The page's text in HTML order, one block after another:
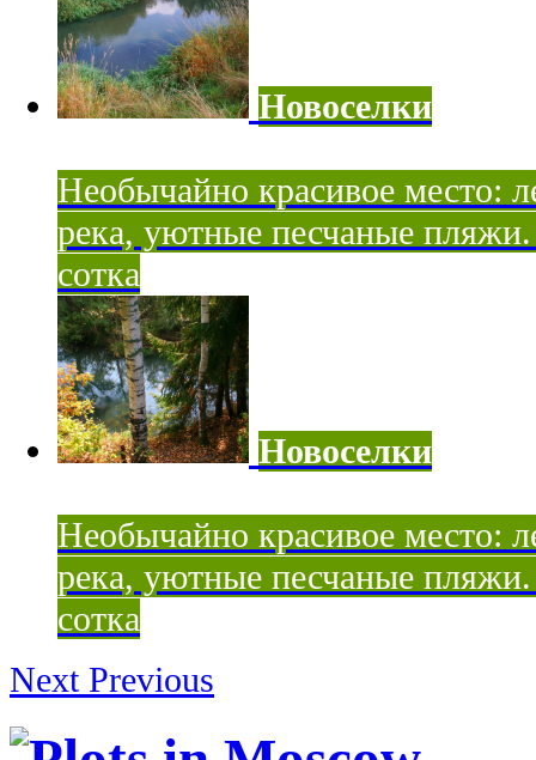
Новоселки
Необычайно красивое место:
река, уютные песчаные
сотка
Новоселки
Необычайно красивое место:
река, уютные песчаные
сотка
Next Previous